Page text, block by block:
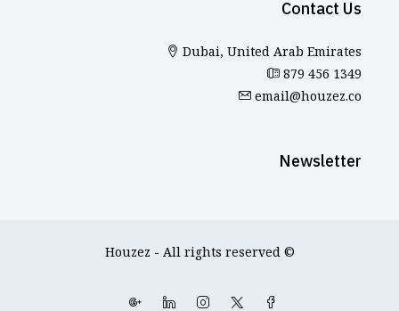
Contact Us
Dubai, United Arab Emirates
879 456 1349
email@houzez.co
Newsletter
© Houzez - All rights reserved